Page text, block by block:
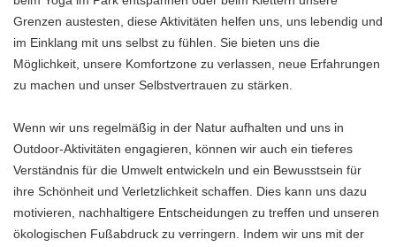
Grenzen austesten, diese Aktivitäten helfen uns, uns lebendig und
im Einklang mit uns selbst zu fühlen. Sie bieten uns die
Möglichkeit, unsere Komfortzone zu verlassen, neue Erfahrungen
zu machen und unser Selbstvertrauen zu stärken.
Wenn wir uns regelmäßig in der Natur aufhalten und uns in
Outdoor-Aktivitäten engagieren, können wir auch ein tieferes
Verständnis für die Umwelt entwickeln und ein Bewusstsein für
ihre Schönheit und Verletzlichkeit schaffen. Dies kann uns dazu
motivieren, nachhaltigere Entscheidungen zu treffen und unseren
ökologischen Fußabdruck zu verringern. Indem wir uns mit der